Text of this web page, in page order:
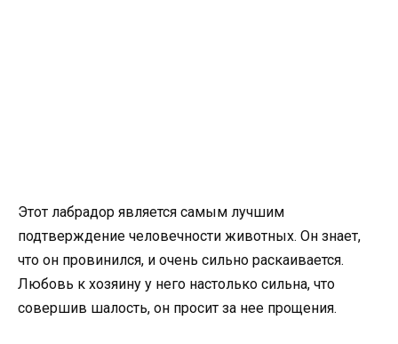
Этот лабрадор является самым лучшим
подтверждение человечности животных. Он знает,
что он провинился, и очень сильно раскаивается.
Любовь к хозяину у него настолько сильна, что
совершив шалость, он просит за нее прощения.